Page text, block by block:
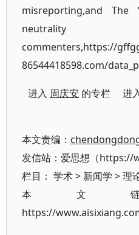
misreporting,and
neutrality
commenters,https://
86544418598.com/
进入 周庆安 的专栏 进
本文责编：
发信站：爱思想（https://
栏目： 学术> 新闻学 >理
本文
https://